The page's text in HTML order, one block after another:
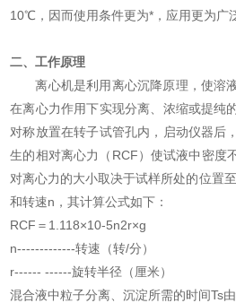
10℃，因而使用条件更为*，应用更为广
二、工作原理
离心机是利用离心沉降原理，使溶液
在离心力作用下实现分离、浓缩或提纯
对称放置在转子试管孔内，启动仪器后
生的相对离心力（RCF）使试液中密度
对离心力的大小取决于试样所处的位置
和转速n，其计算公式如下：
RCF＝1.118×10-5n2r×g
n-------------转速（转/分）
r------ ------旋转半径（厘米）
混合液中粒子分离、沉淀所需的时间Ts由